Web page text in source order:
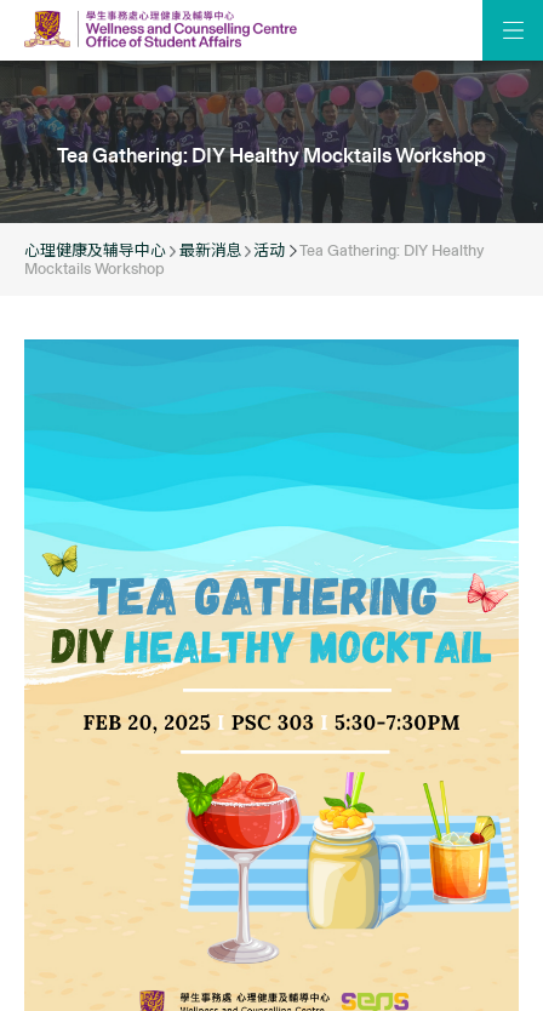
Tea Gathering: DIY Healthy Mocktails Workshop
心理健康及辅导中心 最新消息 活动
Tea Gathering: DIY Healthy
Mocktails Workshop